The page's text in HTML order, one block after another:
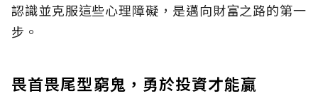
認識並克服這些心理障礙，是邁向財富之路的第一
步。
畏首畏尾型窮鬼，勇於投資才能贏